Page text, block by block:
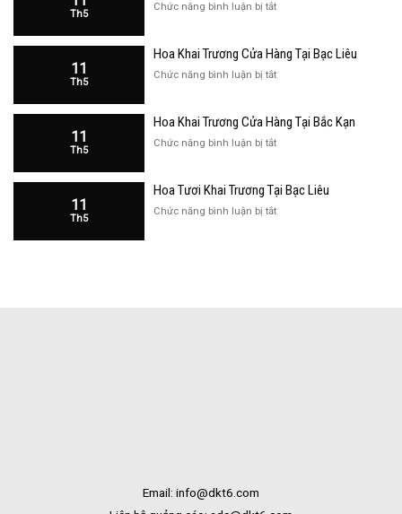
Đẹp
Liêu
Th5
Chức năng bình luận bị tắtở
Khai
Đẹp
Kạn
11
Th5
Hoa Khai Trương Cửa Hàng Tại Bạc Liêu
Chức năng bình luận bị tắtở
Trương
Hàng
Liêu
11
Th5
Hoa Khai Trương Cửa Hàng Tại Bắc Kạn
Chức năng bình luận bị tắtở
Trương
Hàng
11
Th5
Hoa Tươi Khai Trương Tại Bạc Liêu
Chức năng bình luận bị tắtở
Email: info@dkt6.com